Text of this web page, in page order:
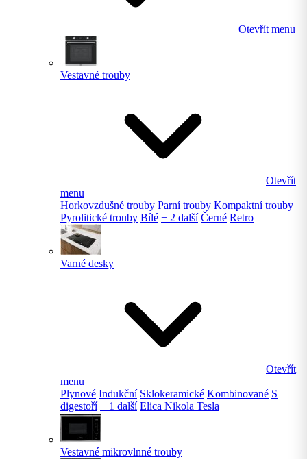
Otevřít menu
Vestavné trouby
Otevřít
menu
Horkovzdušné trouby Parní trouby Kompaktní trouby
Pyrolitické trouby Bílé + 2 další Černé Retro
Varné desky
Otevřít
menu
Plynové Indukční Sklokeramické Kombinované S
digestoří + 1 další Elica Nikola Tesla
Vestavné mikrovlnné trouby